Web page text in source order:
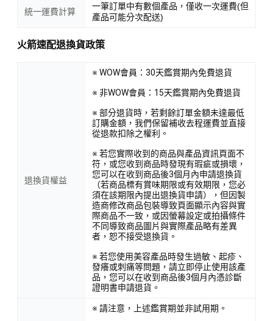
統一運費計算
一筆訂單中有數個產品，僅收一次運費(但
產品可能分次配送)
火箭速配退換貨政策
退換貨權益
※ WOW會員：30天鑑賞期內免費退貨
※ 非WOW會員：15天鑑賞期內免費退貨
※ 部分退貨時，若剩餘訂單金額未達最低
訂購金額，我們保留補收去程運費並直接
從退款扣除之權利。
※ 若您實際收到的商品與產品資訊頁面不
符，或您收到商品時發現有瑕疵或損壞，
您可以在收到商品後3個月內申請退換貨
（若商品標有賞味期限或有效期限，您必
須在該期限內提出退換貨申請），但因製
造商修改商品包裝導致頁面顯示內容與實
際商品不一致，或因螢幕設定或拍攝條件
不同導致商品圖片與實際產品略有差異
者，恕不接受退換貨。
※ 若您使用美容產品時發生過敏、起疹、
發癢或刺痛等問題，請立即停止使用該產
品，您可以在收到商品後3個月內憑診斷
證明書申請退貨。
※ 請注意，上述鑑賞期並非試用期。